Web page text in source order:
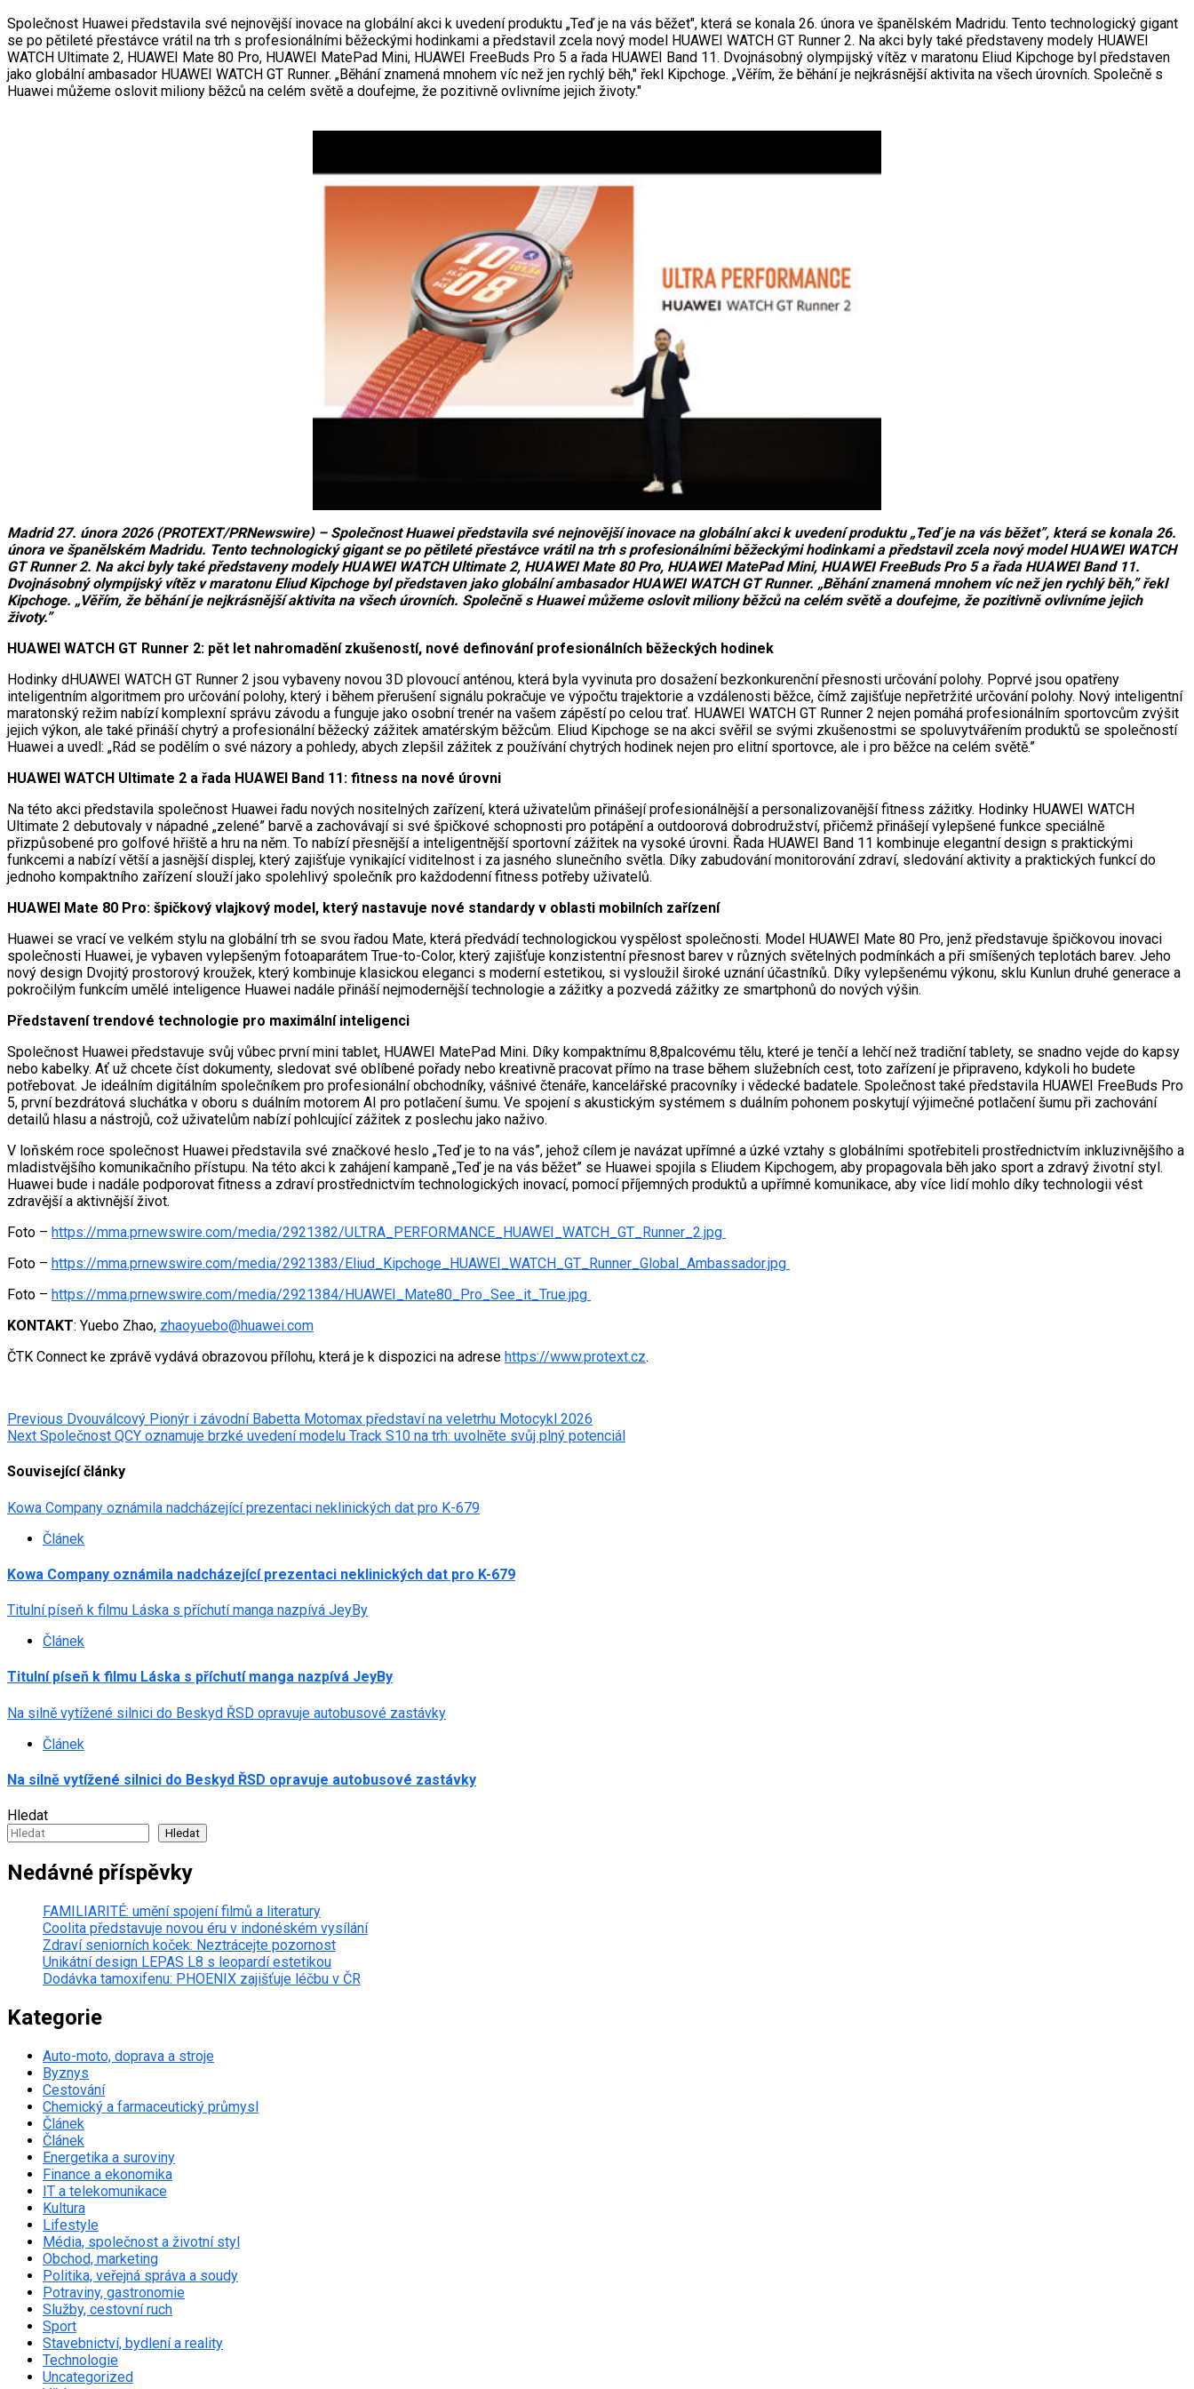
Společnost Huawei představila své nejnovější inovace na globální akci k uvedení produktu „Teď je na vás běžet", která se konala 26. února ve španělském Madridu. Tento technologický gigant
se po pětileté přestávce vrátil na trh s profesionálními běžeckými hodinkami a představil zcela nový model HUAWEI WATCH GT Runner 2. Na akci byly také představeny modely HUAWEI
WATCH Ultimate 2, HUAWEI Mate 80 Pro, HUAWEI MatePad Mini, HUAWEI FreeBuds Pro 5 a řada HUAWEI Band 11. Dvojnásobný olympijský vítěz v maratonu Eliud Kipchoge byl představen
jako globální ambasador HUAWEI WATCH GT Runner. „Běhání znamená mnohem víc než jen rychlý běh," řekl Kipchoge. „Věřím, že běhání je nejkrásnější aktivita na všech úrovních. Společně s
Huawei můžeme oslovit miliony běžců na celém světě a doufejme, že pozitivně ovlivníme jejich životy."
Madrid 27. února 2026 (PROTEXT/PRNewswire) – Společnost Huawei představila své nejnovější inovace na globální akci k uvedení produktu „Teď je na vás běžet”, která se konala 26.
února ve španělském Madridu. Tento technologický gigant se po pětileté přestávce vrátil na trh s profesionálními běžeckými hodinkami a představil zcela nový model HUAWEI WATCH
GT Runner 2. Na akci byly také představeny modely HUAWEI WATCH Ultimate 2, HUAWEI Mate 80 Pro, HUAWEI MatePad Mini, HUAWEI FreeBuds Pro 5 a řada HUAWEI Band 11.
Dvojnásobný olympijský vítěz v maratonu Eliud Kipchoge byl představen jako globální ambasador HUAWEI WATCH GT Runner. „Běhání znamená mnohem víc než jen rychlý běh,” řekl
Kipchoge. „Věřím, že běhání je nejkrásnější aktivita na všech úrovních. Společně s Huawei můžeme oslovit miliony běžců na celém světě a doufejme, že pozitivně ovlivníme jejich
životy.”
HUAWEI WATCH GT Runner 2: pět let nahromadění zkušeností, nové definování profesionálních běžeckých hodinek
Hodinky dHUAWEI WATCH GT Runner 2 jsou vybaveny novou 3D plovoucí anténou, která byla vyvinuta pro dosažení bezkonkurenční přesnosti určování polohy. Poprvé jsou opatřeny
inteligentním algoritmem pro určování polohy, který i během přerušení signálu pokračuje ve výpočtu trajektorie a vzdálenosti běžce, čímž zajišťuje nepřetržité určování polohy. Nový inteligentní
maratonský režim nabízí komplexní správu závodu a funguje jako osobní trenér na vašem zápěstí po celou trať. HUAWEI WATCH GT Runner 2 nejen pomáhá profesionálním sportovcům zvýšit
jejich výkon, ale také přináší chytrý a profesionální běžecký zážitek amatérským běžcům. Eliud Kipchoge se na akci svěřil se svými zkušenostmi se spoluvytvářením produktů se společností
Huawei a uvedl: „Rád se podělím o své názory a pohledy, abych zlepšil zážitek z používání chytrých hodinek nejen pro elitní sportovce, ale i pro běžce na celém světě.”
HUAWEI WATCH Ultimate 2 a řada HUAWEI Band 11: fitness na nové úrovni
Na této akci představila společnost Huawei řadu nových nositelných zařízení, která uživatelům přinášejí profesionálnější a personalizovanější fitness zážitky. Hodinky HUAWEI WATCH
Ultimate 2 debutovaly v nápadné „zelené” barvě a zachovávají si své špičkové schopnosti pro potápění a outdoorová dobrodružství, přičemž přinášejí vylepšené funkce speciálně
přizpůsobené pro golfové hřiště a hru na něm. To nabízí přesnější a inteligentnější sportovní zážitek na vysoké úrovni. Řada HUAWEI Band 11 kombinuje elegantní design s praktickými
funkcemi a nabízí větší a jasnější displej, který zajišťuje vynikající viditelnost i za jasného slunečního světla. Díky zabudování monitorování zdraví, sledování aktivity a praktických funkcí do
jednoho kompaktního zařízení slouží jako spolehlivý společník pro každodenní fitness potřeby uživatelů.
HUAWEI Mate 80 Pro: špičkový vlajkový model, který nastavuje nové standardy v oblasti mobilních zařízení
Huawei se vrací ve velkém stylu na globální trh se svou řadou Mate, která předvádí technologickou vyspělost společnosti. Model HUAWEI Mate 80 Pro, jenž představuje špičkovou inovaci
společnosti Huawei, je vybaven vylepšeným fotoaparátem True-to-Color, který zajišťuje konzistentní přesnost barev v různých světelných podmínkách a při smíšených teplotách barev. Jeho
nový design Dvojitý prostorový kroužek, který kombinuje klasickou eleganci s moderní estetikou, si vysloužil široké uznání účastníků. Díky vylepšenému výkonu, sklu Kunlun druhé generace a
pokročilým funkcím umělé inteligence Huawei nadále přináší nejmodernější technologie a zážitky a pozvedá zážitky ze smartphonů do nových výšin.
Představení trendové technologie pro maximální inteligenci
Společnost Huawei představuje svůj vůbec první mini tablet, HUAWEI MatePad Mini. Díky kompaktnímu 8,8palcovému tělu, které je tenčí a lehčí než tradiční tablety, se snadno vejde do kapsy
nebo kabelky. Ať už chcete číst dokumenty, sledovat své oblíbené pořady nebo kreativně pracovat přímo na trase během služebních cest, toto zařízení je připraveno, kdykoli ho budete
potřebovat. Je ideálním digitálním společníkem pro profesionální obchodníky, vášnivé čtenáře, kancelářské pracovníky i vědecké badatele. Společnost také představila HUAWEI FreeBuds Pro
5, první bezdrátová sluchátka v oboru s duálním motorem AI pro potlačení šumu. Ve spojení s akustickým systémem s duálním pohonem poskytují výjimečné potlačení šumu při zachování
detailů hlasu a nástrojů, což uživatelům nabízí pohlcující zážitek z poslechu jako naživo.
V loňském roce společnost Huawei představila své značkové heslo „Teď je to na vás”, jehož cílem je navázat upřímné a úzké vztahy s globálními spotřebiteli prostřednictvím inkluzivnějšího a
mladistvějšího komunikačního přístupu. Na této akci k zahájení kampaně „Teď je na vás běžet” se Huawei spojila s Eliudem Kipchogem, aby propagovala běh jako sport a zdravý životní styl.
Huawei bude i nadále podporovat fitness a zdraví prostřednictvím technologických inovací, pomocí příjemných produktů a upřímné komunikace, aby více lidí mohlo díky technologii vést
zdravější a aktivnější život.
Foto – https://mma.prnewswire.com/media/2921382/ULTRA_PERFORMANCE_HUAWEI_WATCH_GT_Runner_2.jpg
Foto – https://mma.prnewswire.com/media/2921383/Eliud_Kipchoge_HUAWEI_WATCH_GT_Runner_Global_Ambassador.jpg
Foto – https://mma.prnewswire.com/media/2921384/HUAWEI_Mate80_Pro_See_it_True.jpg
KONTAKT: Yuebo Zhao, zhaoyuebo@huawei.com
ČTK Connect ke zprávě vydává obrazovou přílohu, která je k dispozici na adrese https://www.protext.cz.
Post
navigation
Previous Dvouválcový Pionýr i závodní Babetta Motomax představí na veletrhu Motocykl 2026
Next Společnost QCY oznamuje brzké uvedení modelu Track S10 na trh: uvolněte svůj plný potenciál
Související články
Kowa Company oznámila nadcházející prezentaci neklinických dat pro K-679
Článek
Kowa Company oznámila nadcházející prezentaci neklinických dat pro K-679
Titulní píseň k filmu Láska s příchutí manga nazpívá JeyBy
Článek
Titulní píseň k filmu Láska s příchutí manga nazpívá JeyBy
Na silně vytížené silnici do Beskyd ŘSD opravuje autobusové zastávky
Článek
Na silně vytížené silnici do Beskyd ŘSD opravuje autobusové zastávky
Hledat
Hledat
Nedávné příspěvky
FAMILIARITÉ: umění spojení filmů a literatury
Coolita představuje novou éru v indonéském vysílání
Zdraví seniorních koček: Neztrácejte pozornost
Unikátní design LEPAS L8 s leopardí estetikou
Dodávka tamoxifenu: PHOENIX zajišťuje léčbu v ČR
Kategorie
Auto-moto, doprava a stroje
Byznys
Cestování
Chemický a farmaceutický průmysl
Článek
Článek
Energetika a suroviny
Finance a ekonomika
IT a telekomunikace
Kultura
Lifestyle
Média, společnost a životní styl
Obchod, marketing
Politika, veřejná správa a soudy
Potraviny, gastronomie
Služby, cestovní ruch
Sport
Stavebnictví, bydlení a reality
Technologie
Uncategorized